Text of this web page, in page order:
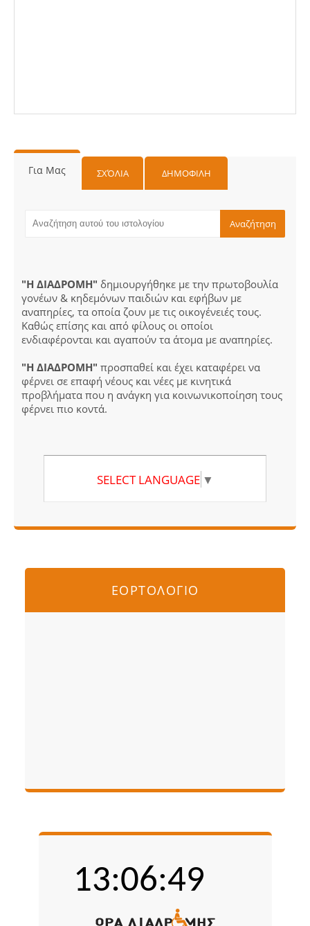
Για Μας ΣΧΌΛΙΑ ΔΗΜΟΦΙΛΗ
"Η ΔΙΑΔΡΟΜΗ" δημιουργήθηκε με την πρωτοβουλία
γονέων & κηδεμόνων παιδιών και εφήβων με
αναπηρίες, τα οποία ζουν με τις οικογένειές τους.
Καθώς επίσης και από φίλους οι οποίοι
ενδιαφέρονται και αγαπούν τα άτομα με αναπηρίες.
"Η ΔΙΑΔΡΟΜΗ" προσπαθεί και έχει καταφέρει να
φέρνει σε επαφή νέους και νέες με κινητικά
προβλήματα που η ανάγκη για κοινωνικοποίηση τους
φέρνει πιο κοντά.
SELECT LANGUAGE ▼
ΕΟΡΤΟΛΟΓΙΟ